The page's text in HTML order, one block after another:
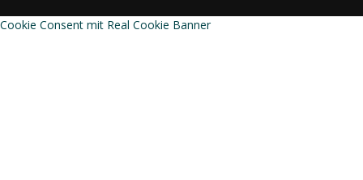
Cookie Consent mit Real Cookie Banner